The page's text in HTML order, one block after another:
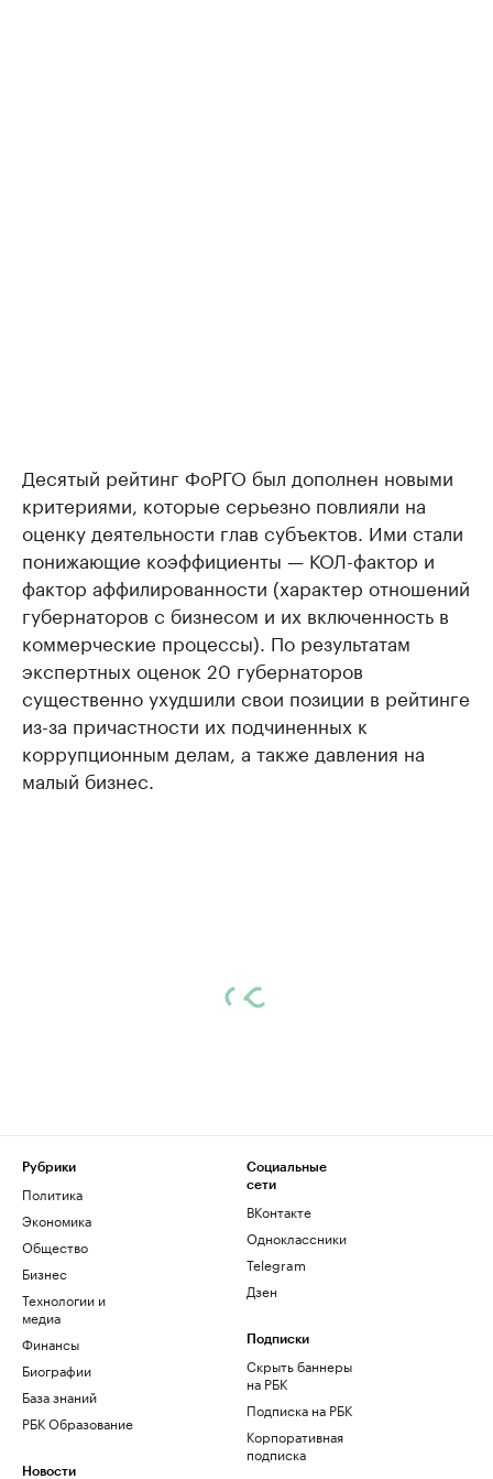
Десятый рейтинг ФоРГО был дополнен новыми
критериями, которые серьезно повлияли на
оценку деятельности глав субъектов. Ими стали
понижающие коэффициенты — КОЛ-фактор и
фактор аффилированности (характер отношений
губернаторов с бизнесом и их включенность в
коммерческие процессы). По результатам
экспертных оценок 20 губернаторов
существенно ухудшили свои позиции в рейтинге
из-за причастности их подчиненных к
коррупционным делам, а также давления на
малый бизнес.
Рубрики
Политика
Экономика
Общество
Бизнес
Технологии и
медиа
Финансы
Биографии
База знаний
РБК Образование
Новости
Социальные
сети
ВКонтакте
Одноклассники
Telegram
Дзен
Подписки
Скрыть баннеры
на РБК
Подписка на РБК
Корпоративная
подписка